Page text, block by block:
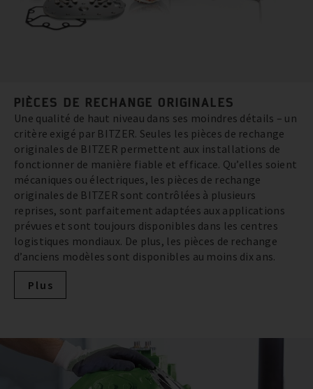
PIÈCES DE RECHANGE ORIGINALES
Une qualité de haut niveau dans ses moindres détails – un
critère exigé par BITZER. Seules les pièces de rechange
originales de BITZER permettent aux installations de
fonctionner de manière fiable et efficace. Qu’elles soient
mécaniques ou électriques, les pièces de rechange
originales de BITZER sont contrôlées à plusieurs
reprises, sont parfaitement adaptées aux applications
prévues et sont toujours disponibles dans les centres
logistiques mondiaux. De plus, les pièces de rechange
d’anciens modèles sont disponibles au moins dix ans.
Plus